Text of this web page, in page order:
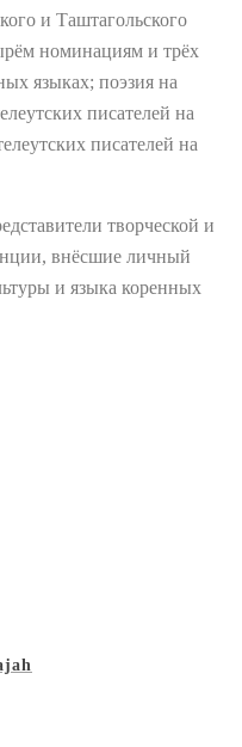
и Таштагольского
номинациям и трёх
языках; поэзия на
писателей на
писателей на
творческой и
внёсшие личный
и языка коренных